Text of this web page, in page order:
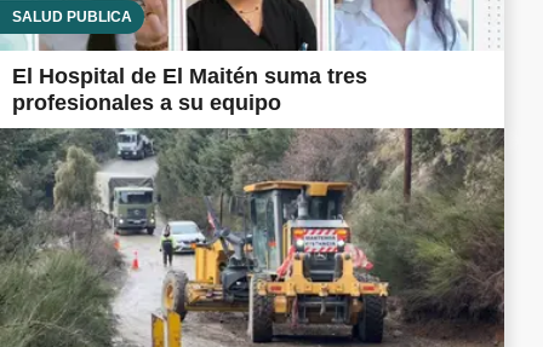
SALUD PÚBLICA
El Hospital de El Maitén suma tres
profesionales a su equipo